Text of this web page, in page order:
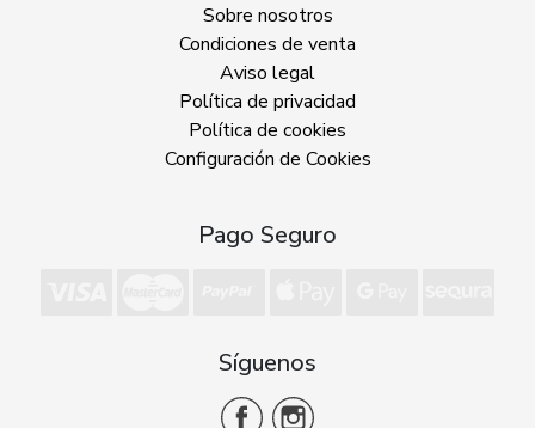
Sobre nosotros
Condiciones de venta
Aviso legal
Política de privacidad
Política de cookies
Configuración de Cookies
Pago Seguro
Síguenos